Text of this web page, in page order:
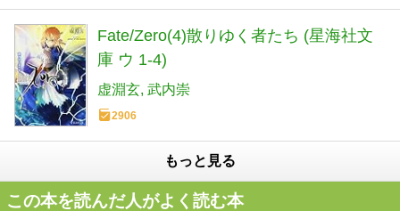
Fate/Zero(4)散りゆく者たち (星海社文
庫 ウ 1-4)
虚淵玄 武内崇
2906
もっと見る
この本を読んだ人がよく読む本